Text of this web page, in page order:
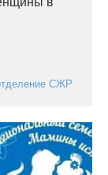
СЖР